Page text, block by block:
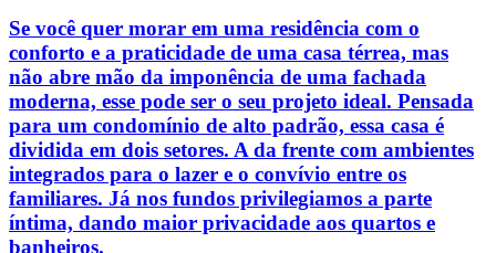
Se você quer morar em uma residência com o
conforto e a praticidade de uma casa térrea, mas
não abre mão da imponência de uma fachada
moderna, esse pode ser o seu projeto ideal. Pensada
para um condomínio de alto padrão, essa casa é
dividida em dois setores. A da frente com ambientes
integrados para o lazer e o convívio entre os
familiares. Já nos fundos privilegiamos a parte
íntima, dando maior privacidade aos quartos e
banheiros.